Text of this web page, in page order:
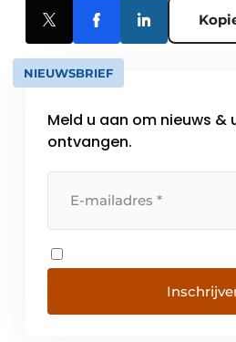
NIEUWSBRIEF
Meld u aan om nieuws &
ontvangen.